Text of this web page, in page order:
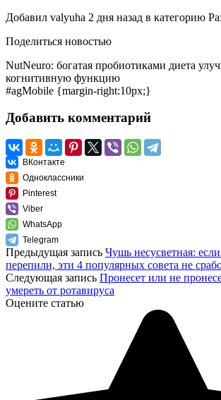
Добавил valyuha 2 дня назад в категорию
Поделиться новостью
NutNeuro: богатая пробиотиками диета
когнитивную функцию
#agMobile {margin-right:10px;}
Добавить комментарий
ВКонтакте
Одноклассники
Pinterest
Viber
WhatsApp
Telegram
Предыдущая запись Чушь несусветная:
перепили, эти 4 популярных совета не
Следующая запись Пронесет или не
умереть от ротавируса
Оцените статью